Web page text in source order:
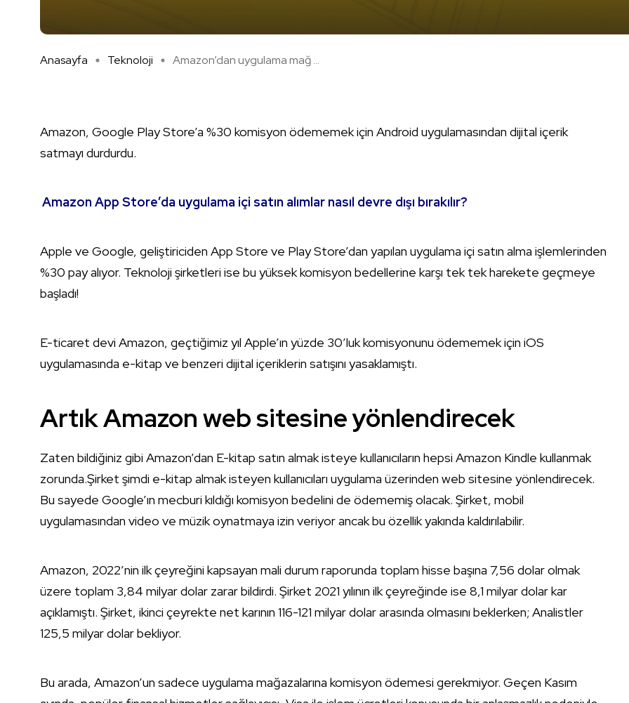
Anasayfa Teknoloji Amazon’dan uygulama mağ ...
Amazon, Google Play Store’a %30 komisyon ödememek için Android uygulamasından dijital içerik
satmayı durdurdu.
Amazon App Store’da uygulama içi satın alımlar nasıl devre dışı bırakılır?
Apple ve Google, geliştiriciden App Store ve Play Store’dan yapılan uygulama içi satın alma işlemlerinden
%30 pay alıyor. Teknoloji şirketleri ise bu yüksek komisyon bedellerine karşı tek tek harekete geçmeye
başladı!
E-ticaret devi Amazon, geçtiğimiz yıl Apple’ın yüzde 30’luk komisyonunu ödememek için iOS
uygulamasında e-kitap ve benzeri dijital içeriklerin satışını yasaklamıştı.
Artık Amazon web sitesine yönlendirecek
Zaten bildiğiniz gibi Amazon’dan E-kitap satın almak isteye kullanıcıların hepsi Amazon Kindle kullanmak
zorunda.Şirket şimdi e-kitap almak isteyen kullanıcıları uygulama üzerinden web sitesine yönlendirecek.
Bu sayede Google’ın mecburi kıldığı komisyon bedelini de ödememiş olacak. Şirket, mobil
uygulamasından video ve müzik oynatmaya izin veriyor ancak bu özellik yakında kaldırılabilir.
Amazon, 2022’nin ilk çeyreğini kapsayan mali durum raporunda toplam hisse başına 7,56 dolar olmak
üzere toplam 3,84 milyar dolar zarar bildirdi. Şirket 2021 yılının ilk çeyreğinde ise 8,1 milyar dolar kar
açıklamıştı. Şirket, ikinci çeyrekte net karının 116-121 milyar dolar arasında olmasını beklerken; Analistler
125,5 milyar dolar bekliyor.
Bu arada, Amazon’un sadece uygulama mağazalarına komisyon ödemesi gerekmiyor. Geçen Kasım